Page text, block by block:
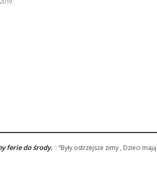
ferie do środy. : “Były ostrzejsze zimy , Dzieci